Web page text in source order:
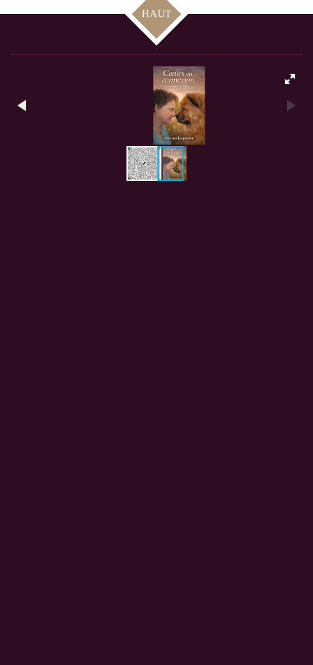
HAUT